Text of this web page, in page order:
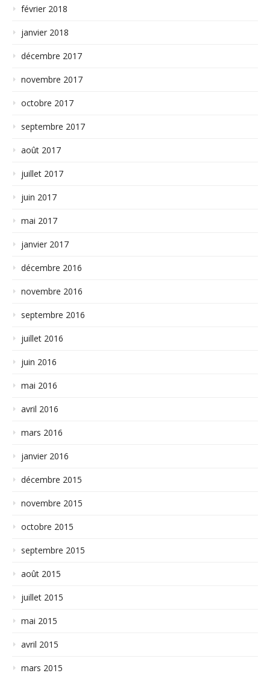
février 2018
janvier 2018
décembre 2017
novembre 2017
octobre 2017
septembre 2017
août 2017
juillet 2017
juin 2017
mai 2017
janvier 2017
décembre 2016
novembre 2016
septembre 2016
juillet 2016
juin 2016
mai 2016
avril 2016
mars 2016
janvier 2016
décembre 2015
novembre 2015
octobre 2015
septembre 2015
août 2015
juillet 2015
mai 2015
avril 2015
mars 2015